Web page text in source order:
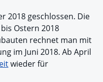
2018 geschlossen. Die
Ostern 2018
rechnet man mit
im Juni 2018. Ab April
wieder für